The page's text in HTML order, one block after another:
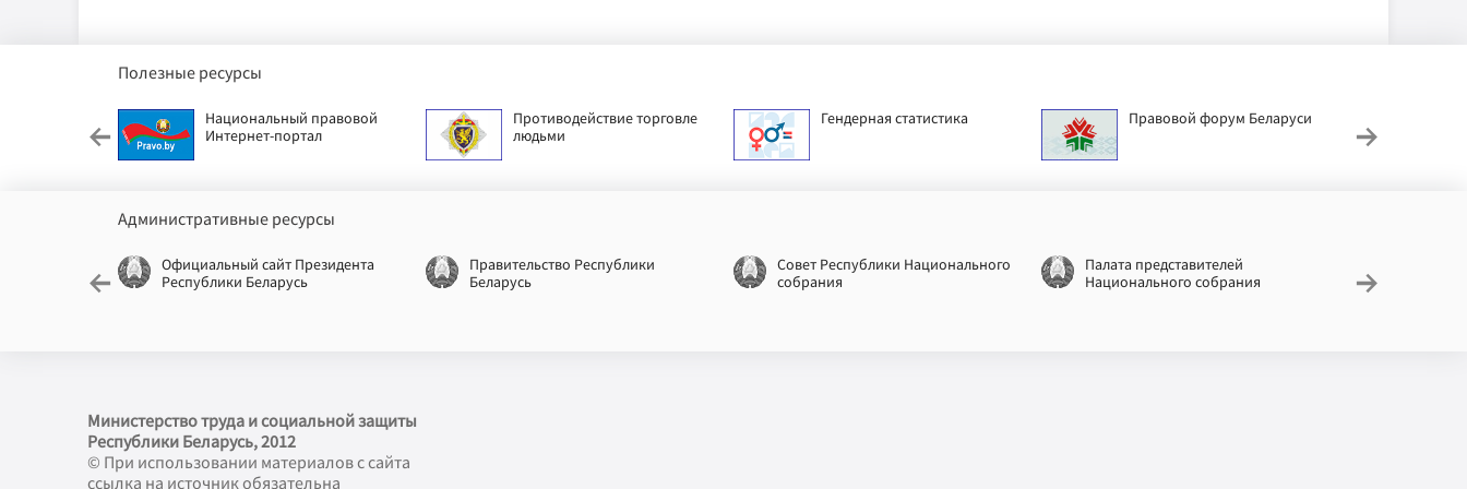
Полезные ресурсы
Национальный правовой
Интернет-портал
Противодействие торговле
людьми
Гендерная статистика Правовой форум Беларуси
Административные ресурсы
Официальный сайт Президента
Республики Беларусь
Правительство Республики
Беларусь
Совет Республики Национального
собрания
Палата представителей
Национального собрания
Министерство труда и социальной защиты
Республики Беларусь, 2012
© При использовании материалов с сайта
ссылка на источник обязательна